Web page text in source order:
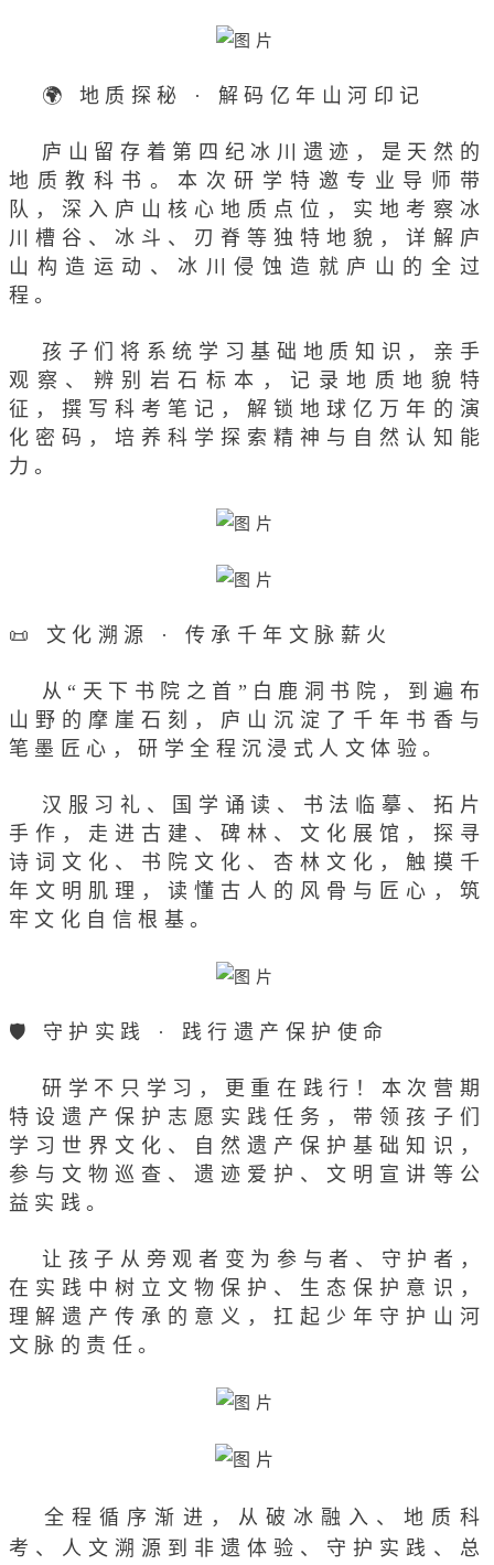
🌍 地质探秘 · 解码亿年山河印记
庐山留存着第四纪冰川遗迹，是天然的
地质教科书。本次研学特邀专业导师带
队，深入庐山核心地质点位，实地考察冰
川槽谷、冰斗、刃脊等独特地貌，详解庐
山构造运动、冰川侵蚀造就庐山的全过
程。
孩子们将系统学习基础地质知识，亲手
观察、辨别岩石标本，记录地质地貌特
征，撰写科考笔记，解锁地球亿万年的演
化密码，培养科学探索精神与自然认知能
力。
📜 文化溯源 · 传承千年文脉薪火
从“天下书院之首”白鹿洞书院，到遍布
山野的摩崖石刻，庐山沉淀了千年书香与
笔墨匠心，研学全程沉浸式人文体验。
汉服习礼、国学诵读、书法临摹、拓片
手作，走进古建、碑林、文化展馆，探寻
诗词文化、书院文化、杏林文化，触摸千
年文明肌理，读懂古人的风骨与匠心，筑
牢文化自信根基。
🛡️ 守护实践 · 践行遗产保护使命
研学不只学习，更重在践行！本次营期
特设遗产保护志愿实践任务，带领孩子们
学习世界文化、自然遗产保护基础知识，
参与文物巡查、遗迹爱护、文明宣讲等公
益实践。
让孩子从旁观者变为参与者、守护者，
在实践中树立文物保护、生态保护意识，
理解遗产传承的意义，扛起少年守护山河
文脉的责任。
全程循序渐进，从破冰融入、地质科
考、人文溯源到非遗体验、守护实践、总